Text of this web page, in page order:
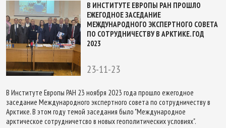
В ИНСТИТУТЕ ЕВРОПЫ РАН ПРОШЛО
ЕЖЕГОДНОЕ ЗАСЕДАНИЕ
МЕЖДУНАРОДНОГО ЭКСПЕРТНОГО СОВЕТА
ПО СОТРУДНИЧЕСТВУ В АРКТИКЕ. ГОД
2023
23-11-23
В Институте Европы РАН 23 ноября 2023 года прошло ежегодное
заседание Международного экспертного совета по сотрудничеству в
Арктике. В этом году темой заседания было "Международное
арктическое сотрудничетсво в новых геополитических условиях".